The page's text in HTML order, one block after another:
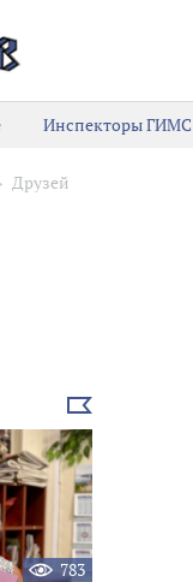
Инспекторы ГИМС
Друзей
Выбрать
новость
783